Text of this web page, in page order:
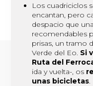
Los cuadriciclos
encantan, pero
despacio que
recomendables
prisas, un tramo
Verde del Eo. Si
Ruta del
ida y vuelta-, os
unas bicicletas.